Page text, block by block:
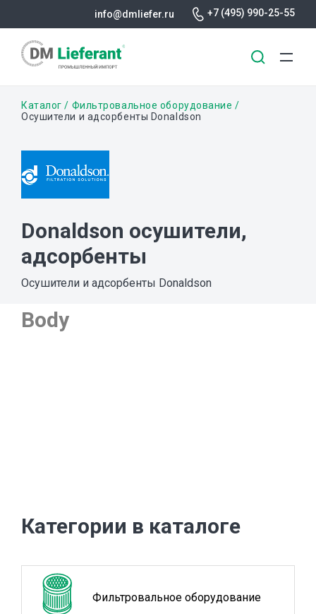
содержанию
info@dmliefer.ru +7 (495) 990-25-55
Строка
Каталог
Фильтровальное оборудование
Осушители и адсорбенты Donaldson
Donaldson осушители,
адсорбенты
Осушители и адсорбенты Donaldson
Body
Категории в каталоге
Фильтровальное оборудование